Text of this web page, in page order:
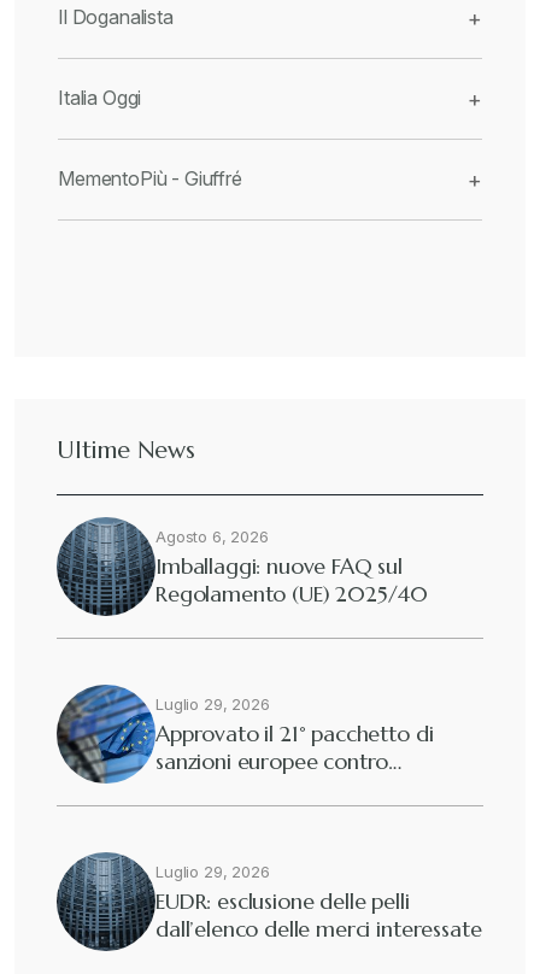
Il Doganalista +
Italia Oggi +
MementoPiù - Giuffré +
Ultime News
Agosto 6, 2026
Imballaggi: nuove FAQ sul
Regolamento (UE) 2025/40
Luglio 29, 2026
Approvato il 21° pacchetto di
sanzioni europee contro…
Luglio 29, 2026
EUDR: esclusione delle pelli
dall’elenco delle merci interessate